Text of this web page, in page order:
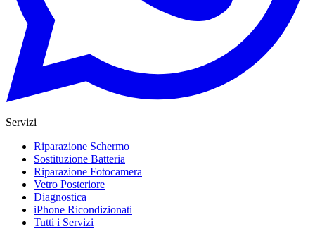
Servizi
Riparazione Schermo
Sostituzione Batteria
Riparazione Fotocamera
Vetro Posteriore
Diagnostica
iPhone Ricondizionati
Tutti i Servizi